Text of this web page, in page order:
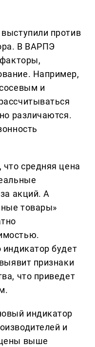
против
В ВАРПЭ
Например,
и
различаются.
средняя цена
акций. А
товары»
будет
признаки
что приведет
индикатор
и
выше